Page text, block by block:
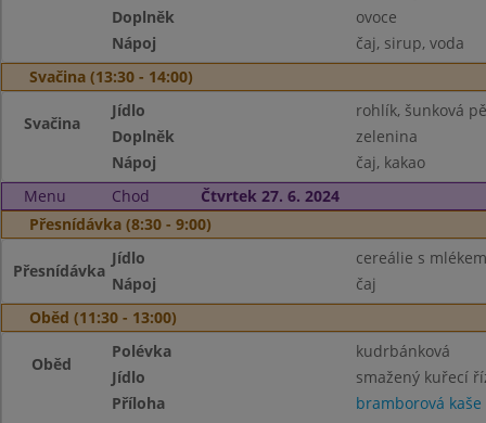
Doplněk
ovoce
Nápoj
čaj, sirup, voda
Svačina (13:30 - 14:00)
Svačina
Jídlo
rohlík, šunková
Doplněk
zelenina
Nápoj
čaj, kakao
Menu
Chod
Čtvrtek 27. 6. 2024
Přesnídávka (8:30 - 9:00)
Přesnídávka
Jídlo
cereálie s mlékem
Nápoj
čaj
Oběd (11:30 - 13:00)
Oběd
Polévka
kudrbánková
Jídlo
smažený kuřecí
Příloha
bramborová kaše